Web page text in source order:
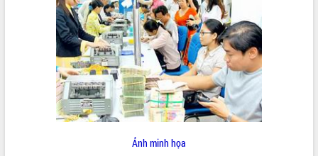
HỆ THỐNG VĂN BẢN
VĂN BẢN HĐND TỈNH
ĐIỂM TIN VĂN BẢN
QUY HOẠCH - KẾ HOẠCH
Ảnh minh họa